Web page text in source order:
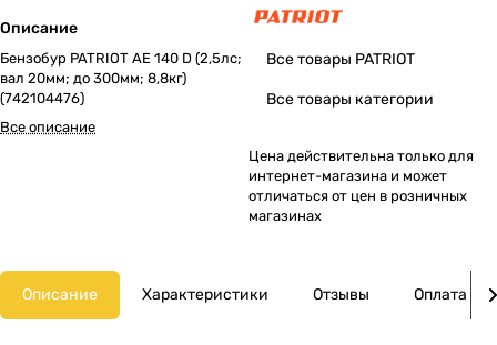
Описание
Бензобур PATRIOT AE 140 D (2,5лс;
вал 20мм; до 300мм; 8,8кг)
(742104476)
Все описание
Все товары PATRIOT
Все товары категории
Цена действительна только для
интернет-магазина и может
отличаться от цен в розничных
магазинах
Описание Характеристики Отзывы Оплата